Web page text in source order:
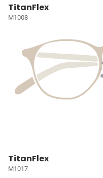
TitanFlex
M1008
TitanFlex
M1017